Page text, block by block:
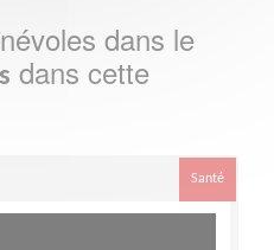
dans le
dans cette
Santé